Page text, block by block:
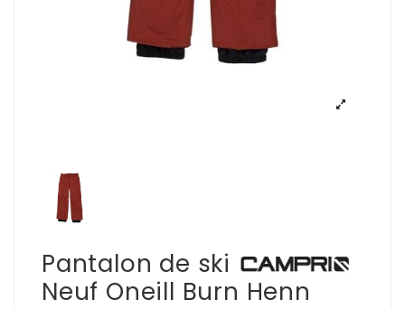
Pantalon de ski
Neuf Oneill Burn Henn